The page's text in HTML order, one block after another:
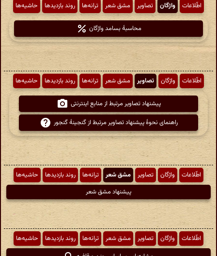
اطّلاعات واژگان تصاویر مشق شعر ترانه‌ها روند بازدیدها حاشیه‌ها
محاسبهٔ بسامد واژگان
اطّلاعات واژگان تصاویر مشق شعر ترانه‌ها روند بازدیدها حاشیه‌ها
پیشنهاد تصاویر مرتبط از منابع اینترنتی
راهنمای نحوهٔ پیشنهاد تصاویر مرتبط از گنجینهٔ گنجور
اطّلاعات واژگان تصاویر مشق شعر ترانه‌ها روند بازدیدها
حاشیه‌ها
پیشنهاد مشق شعر
اطّلاعات واژگان تصاویر مشق شعر ترانه‌ها روند بازدیدها
حاشیه‌ها